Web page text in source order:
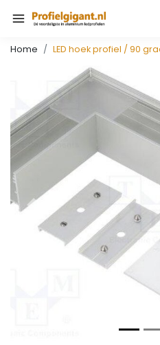
Home LED hoek profiel / 90
Vorige